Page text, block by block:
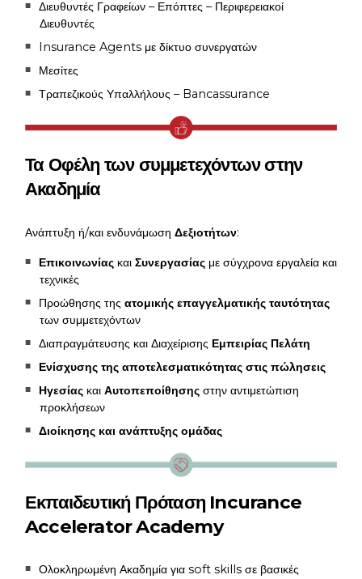
Διευθυντές Γραφείων – Επόπτες – Περιφερειακοί
Διευθυντές
Insurance Agents με δίκτυο συνεργατών
Μεσίτες
Τραπεζικούς Υπαλλήλους – Bancassurance
Τα Οφέλη των συμμετεχόντων στην
Ακαδημία
Ανάπτυξη ή/και ενδυνάμωση Δεξιοτήτων:
Επικοινωνίας και Συνεργασίας με σύγχρονα εργαλεία και
τεχνικές
Προώθησης της ατομικής επαγγελματικής ταυτότητας
των συμμετεχόντων
Διαπραγμάτευσης και Διαχείρισης Εμπειρίας Πελάτη
Ενίσχυσης της αποτελεσματικότητας στις πώλησεις
Ηγεσίας και Αυτοπεποίθησης στην αντιμετώπιση
προκλήσεων
Διοίκησης και ανάπτυξης ομάδας
Εκπαιδευτική Πρόταση Incurance
Accelerator Academy
Ολοκληρωμένη Ακαδημία για soft skills σε βασικές